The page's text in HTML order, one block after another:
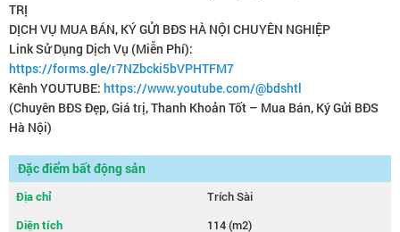
TRỊ
DỊCH VỤ MUA BÁN, KÝ GỬI BĐS HÀ NỘI CHUYÊN NGHIỆP
Link Sử Dụng Dịch Vụ (Miễn Phí):
https://forms.gle/r7NZbcki5bVPHTFM7
Kênh YOUTUBE: https://www.youtube.com/@bdshtl
(Chuyên BĐS Đẹp, Giá trị, Thanh Khoản Tốt – Mua Bán, Ký Gửi BĐS
Hà Nội)
Đặc điểm bất động sản
Địa chỉ
Trích Sài
Diện tích
114 (m2)